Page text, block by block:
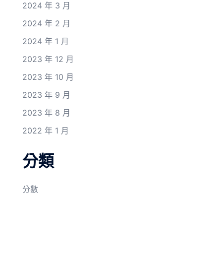
2024 年 3 月
2024 年 2 月
2024 年 1 月
2023 年 12 月
2023 年 10 月
2023 年 9 月
2023 年 8 月
2022 年 1 月
分類
分數